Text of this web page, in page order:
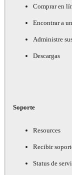
Comprar en
Encontrar a
Administre
Descargas
Soporte
Resources
Recibir
Status de